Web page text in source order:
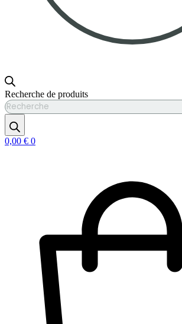
Recherche de produits
0,00 € 0